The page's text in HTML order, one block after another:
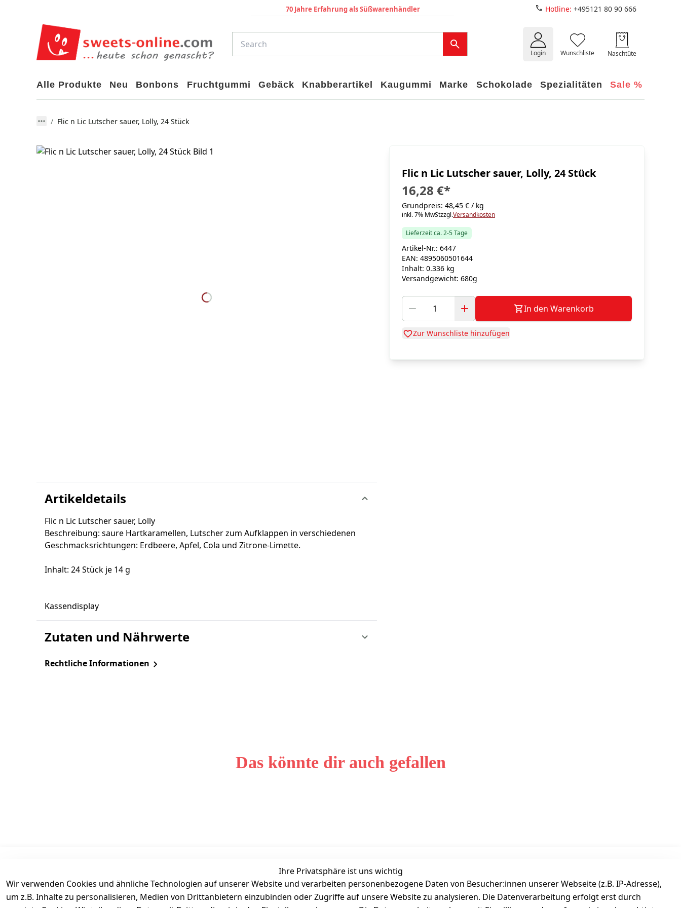
70 Jahre Erfahrung als Süßwarenhändler Hotline: +495121 80 90 666
Login Wunschliste Naschtüte
Alle Produkte Neu Bonbons Fruchtgummi Gebäck Knabberartikel Kaugummi Marke Schokolade Spezialitäten Sale %
Flic n Lic Lutscher sauer, Lolly, 24 Stück
Flic n Lic Lutscher sauer, Lolly, 24 Stück
16,28 €*
Grundpreis: 48,45 € / kg
inkl. 7% MwStzzgl.Versandkosten
Lieferzeit ca. 2-5 Tage
Artikel-Nr.: 6447
EAN: 4895060501644
Inhalt: 0.336 kg
Versandgewicht: 680g
In den Warenkorb
Zur Wunschliste hinzufügen
Artikeldetails
Flic n Lic Lutscher sauer, Lolly
Beschreibung: saure Hartkaramellen, Lutscher zum Aufklappen in verschiedenen
Geschmacksrichtungen: Erdbeere, Apfel, Cola und Zitrone-Limette.
Inhalt: 24 Stück je 14 g
Kassendisplay
Zutaten und Nährwerte
Rechtliche Informationen
Das könnte dir auch gefallen
Ihre Privatsphäre ist uns wichtig
Wir verwenden Cookies und ähnliche Technologien auf unserer Website und verarbeiten personenbezogene Daten von Besucher:innen unserer Webseite (z.B. IP-Adresse),
um z.B. Inhalte zu personalisieren, Medien von Drittanbietern einzubinden oder Zugriffe auf unsere Website zu analysieren. Die Datenverarbeitung erfolgt erst durch
AGB
Kasse
Unternehmen
Bewertung